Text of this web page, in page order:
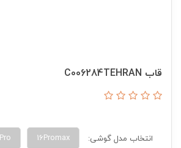
قاب C006284TEHRAN
انتخاب مدل گوشی: 16Promax